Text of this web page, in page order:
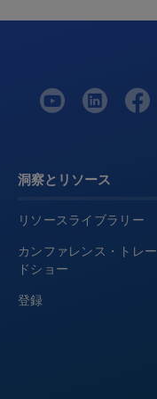
洞察とリソース
リソースライブラリー
カンファレンス・トレー
ドショー
登録